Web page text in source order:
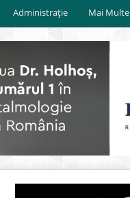
Administrație Mai Multe